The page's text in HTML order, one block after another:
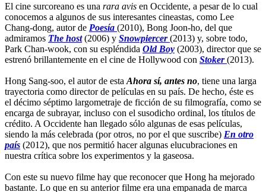
El cine surcoreano es una rara avis en Occidente, a pesar de lo cual
conocemos a algunos de sus interesantes cineastas, como Lee
Chang-dong, autor de Poesía (2010), Bong Joon-ho, del que
admiramos The host(2006) y Snowpiercer (2013) y, sobre todo,
Park Chan-wook, con su espléndida Old Boy (2003), director que se
estrenó brillantemente en el cine de Hollywood con Stoker (2013).
Hong Sang-soo, el autor de esta Ahora sí, antes no, tiene una larga
trayectoria como director de películas en su país. De hecho, éste es
el décimo séptimo largometraje de ficción de su filmografía, como se
encarga de subrayar, incluso con el susodicho ordinal, los títulos de
crédito. A Occidente han llegado sólo algunas de esas películas,
siendo la más celebrada (por otros, no por el que suscribe) En otro
país (2012), que nos permitió hacer algunas elucubraciones en
nuestra crítica sobre los experimentos y la gaseosa.
Con este su nuevo filme hay que reconocer que Hong ha mejorado
bastante. Lo que en su anterior filme era una empanada de marca